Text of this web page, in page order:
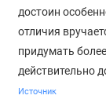
достоин
отличия
придумать
действительно
Источник